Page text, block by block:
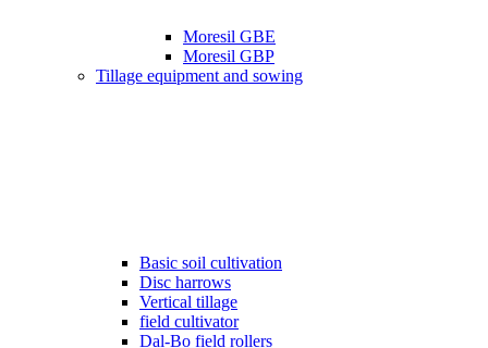
Moresil GBE
Moresil GBP
Tillage equipment and sowing
Basic soil cultivation
Disc harrows
Vertical tillage
field cultivator
Dal-Bo field rollers